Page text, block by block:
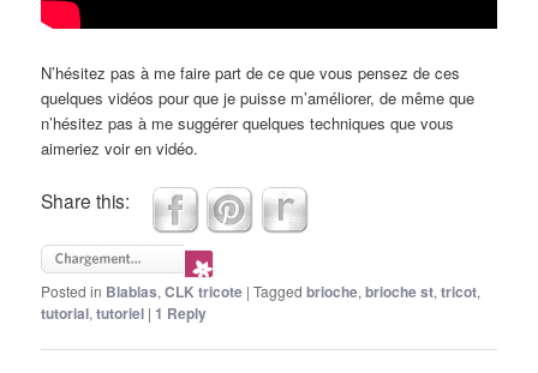
N’hésitez pas à me faire part de ce que vous pensez de ces
quelques vidéos pour que je puisse m’améliorer, de même que
n’hésitez pas à me suggérer quelques techniques que vous
aimeriez voir en vidéo.
Share this:
Posted in Blablas,CLK tricote |Tagged brioche,brioche st,tricot,
tutorial,tutoriel | 1 Reply